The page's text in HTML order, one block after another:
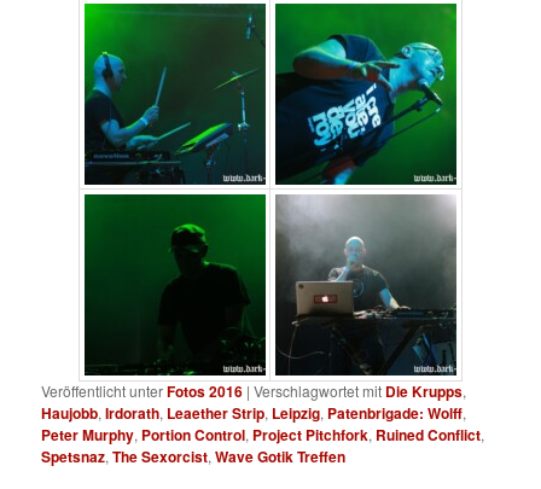
Veröffentlicht unterFotos 2016 |Verschlagwortet mit Die Krupps,
Haujobb,Irdorath, Leaether Strip, Leipzig, Patenbrigade: Wolff,
Peter Murphy, Portion Control, Project Pitchfork, Ruined Conflict,
Spetsnaz,The Sexorcist,Wave Gotik Treffen